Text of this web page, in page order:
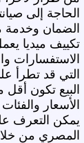
الحاجة إلى
الضمان وخدمة
تكييف ميديا
الاستفسارات
التي قد تطرأ
البيع تكون
الأسعار
يمكن التعرف
المصري من